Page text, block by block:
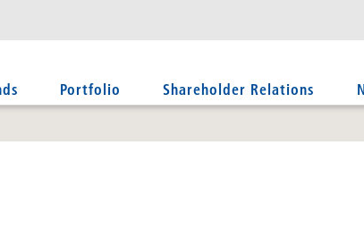
Portfolio Shareholder Relations